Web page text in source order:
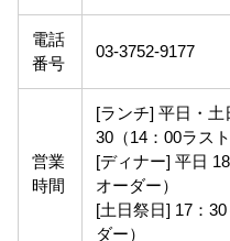
電話
番号
03-3752-9177
営業
時間
[ランチ] 平日・土
30（14：00ラス
[ディナー] 平日
オーダー）
[土日祭日] 17：
ダー）